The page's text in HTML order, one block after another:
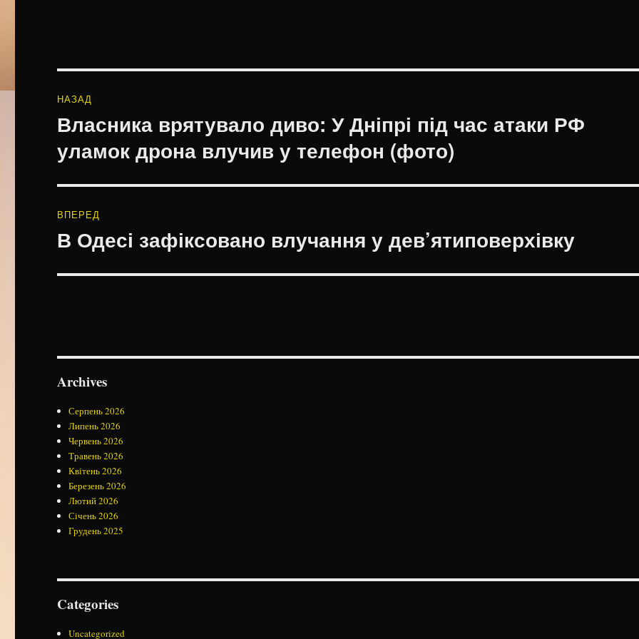
записів
НАЗАД
Попередній
Власника врятувало диво: У Дніпрі під час атаки РФ
уламок дрона влучив у телефон (фото)
ВПЕРЕД
Наступний
В Одесі зафіксовано влучання у дев’ятиповерхівку
Archives
Серпень 2026
Липень 2026
Червень 2026
Травень 2026
Квітень 2026
Березень 2026
Лютий 2026
Січень 2026
Грудень 2025
Categories
Uncategorized